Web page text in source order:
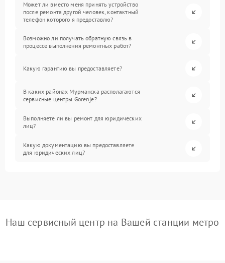
Может ли вместо меня принять устройство
после ремонта другой человек, контактный
телефон которого я предоставлю?
Возможно ли получать обратную связь в
процессе выполнения ремонтных работ?
Какую гарантию вы предоставляете?
В каких районах Мурманска располагаются
сервисные центры Gorenje?
Выполняете ли вы ремонт для юридических
лиц?
Какую документацию вы предоставляете
для юридических лиц?
Наш сервисный центр на Вашей станции метро